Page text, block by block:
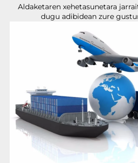
Aldaketaren xehetasunetara
dugu adibidean zure